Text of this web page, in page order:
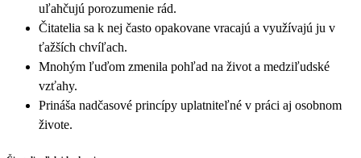
uľahčujú porozumenie rád.
Čitatelia sa k nej často opakovane vracajú a využívajú ju v
ťažších chvíľach.
Mnohým ľuďom zmenila pohľad na život a medziľudské
vzťahy.
Prináša nadčasové princípy uplatniteľné v práci aj osobnom
živote.